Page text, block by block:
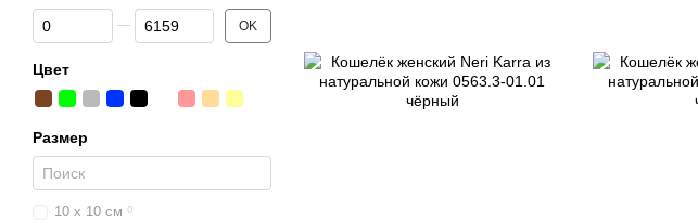
От Цена, грн
До Цена, грн OK
Цвет
Размер
10 x 10 см 0